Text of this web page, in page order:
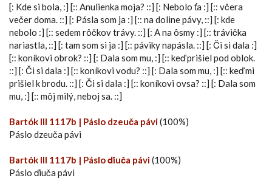
[: Kde si bola, :] [:: Anulienka moja? ::] [: Nebolo ťa :] [:: včera
večer doma. ::] [: Pásla som ja :] [:: na doline pávy, ::] [: kde
nebolo :] [:: sedem rôčkov trávy. ::] [: A na ôsmy :] [:: trávička
nariastla, ::] [: tam som si ja :] [:: páviky napásla. ::] [: Či si dala :]
[:: koníkovi obrok? ::] [: Dala som mu, :] [:: keď prišiel pod oblok.
::] [: Či si dala :] [:: koníkovi vodu? ::] [: Dala som mu, :] [:: keď mi
prišiel k brodu. ::] [: Či si dala :] [:: koníkovi ovsa? ::] [: Dala som
mu, :] [:: môj milý, neboj sa. ::]
Bartók III 1117b | Páslo dzeuča pávi(100%)
Páslo dzeuča pávi
Bartók III 1117b | Páslo ďiuča pávi(100%)
Páslo ďiuča pávi